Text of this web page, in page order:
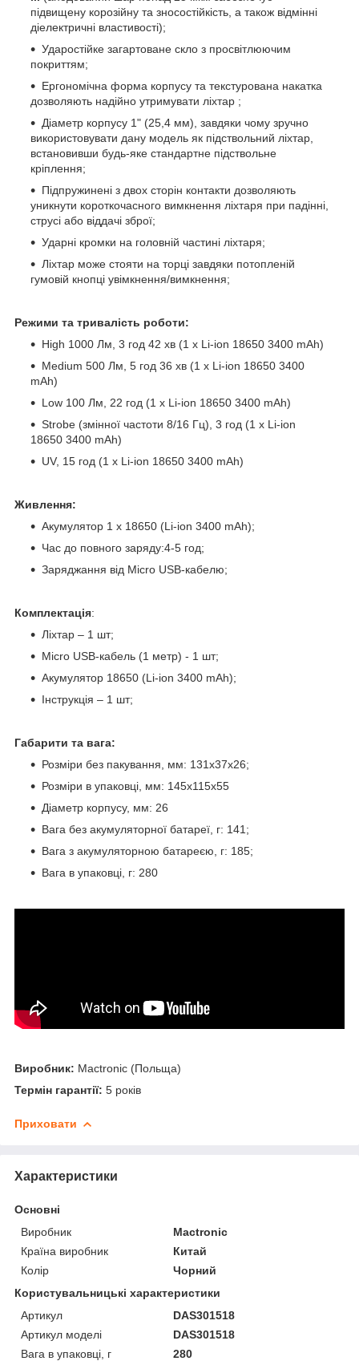
підвищену корозійну та зносостійкість, а також відмінні
діелектричні властивості);
Ударостійке загартоване скло з просвітлюючим
покриттям;
Ергономічна форма корпусу та текстурована накатка
дозволяють надійно утримувати ліхтар ;
Діаметр корпусу 1" (25,4 мм), завдяки чому зручно
використовувати дану модель як підствольний ліхтар,
встановивши будь-яке стандартне підствольне
кріплення;
Підпружинені з двох сторін контакти дозволяють
уникнути короткочасного вимкнення ліхтаря при падінні,
струсі або віддачі зброї;
Ударні кромки на головній частині ліхтаря;
Ліхтар може стояти на торці завдяки потопленій
гумовій кнопці увімкнення/вимкнення;
Режими та тривалість роботи:
High 1000 Лм, 3 год 42 хв (1 x Li-ion 18650 3400 mAh)
Medium 500 Лм, 5 год 36 хв (1 x Li-ion 18650 3400
mAh)
Low 100 Лм, 22 год (1 x Li-ion 18650 3400 mAh)
Strobe (змінної частоти 8/16 Гц), 3 год (1 x Li-ion
18650 3400 mAh)
UV, 15 год (1 x Li-ion 18650 3400 mAh)
Живлення:
Акумулятор 1 x 18650 (Li-ion 3400 mAh);
Час до повного заряду:4-5 год;
Заряджання від Micro USB-кабелю;
Комплектація:
Ліхтар – 1 шт;
Micro USB-кабель (1 метр) - 1 шт;
Акумулятор 18650 (Li-ion 3400 mAh);
Інструкція – 1 шт;
Габарити та вага:
Розміри без пакування, мм: 131x37x26;
Розміри в упаковці, мм: 145х115х55
Діаметр корпусу, мм: 26
Вага без акумуляторної батареї, г: 141;
Вага з акумуляторною батареєю, г: 185;
Вага в упаковці, г: 280
Виробник: Mactronic (Польща)
Термін гарантії: 5 років
Приховати
Характеристики
Основні
Виробник
Mactronic
Країна виробник
Китай
Колір
Чорний
Користувальницькі характеристики
Артикул
DAS301518
Артикул моделі
DAS301518
Вага в упаковці, г
280